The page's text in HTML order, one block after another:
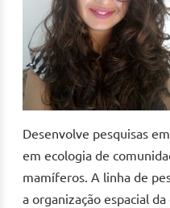
Desenvolve pesquisas
em ecologia de
mamíferos. A linha de
a organização espacial